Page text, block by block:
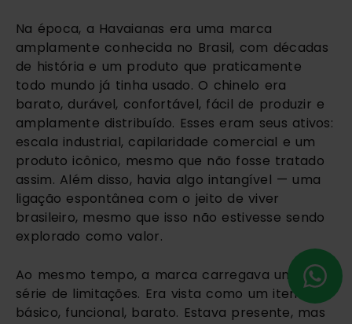
Na época, a Havaianas era uma marca
amplamente conhecida no Brasil, com décadas
de história e um produto que praticamente
todo mundo já tinha usado. O chinelo era
barato, durável, confortável, fácil de produzir e
amplamente distribuído. Esses eram seus ativos:
escala industrial, capilaridade comercial e um
produto icônico, mesmo que não fosse tratado
assim. Além disso, havia algo intangível — uma
ligação espontânea com o jeito de viver
brasileiro, mesmo que isso não estivesse sendo
explorado como valor.
Ao mesmo tempo, a marca carregava uma
série de limitações. Era vista como um item
básico, funcional, barato. Estava presente, mas